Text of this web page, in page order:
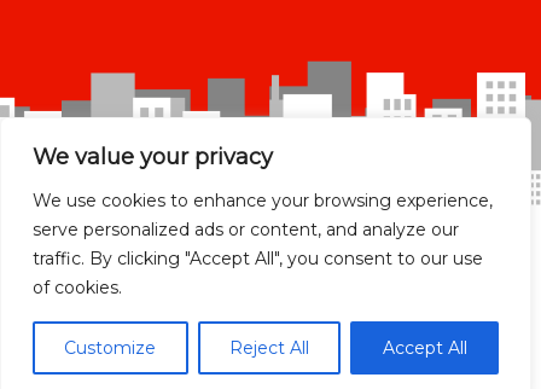
We value your privacy
We use cookies to enhance your browsing experience,
serve personalized ads or content, and analyze our
traffic. By clicking "Accept All", you consent to our use
of cookies.
Customize Reject All Accept All
Madrid localidades